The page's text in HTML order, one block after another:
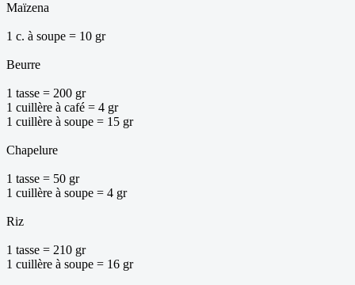
Maïzena
1 c. à soupe = 10 gr
Beurre
1 tasse = 200 gr
1 cuillère à café = 4 gr
1 cuillère à soupe = 15 gr
Chapelure
1 tasse = 50 gr
1 cuillère à soupe = 4 gr
Riz
1 tasse = 210 gr
1 cuillère à soupe = 16 gr